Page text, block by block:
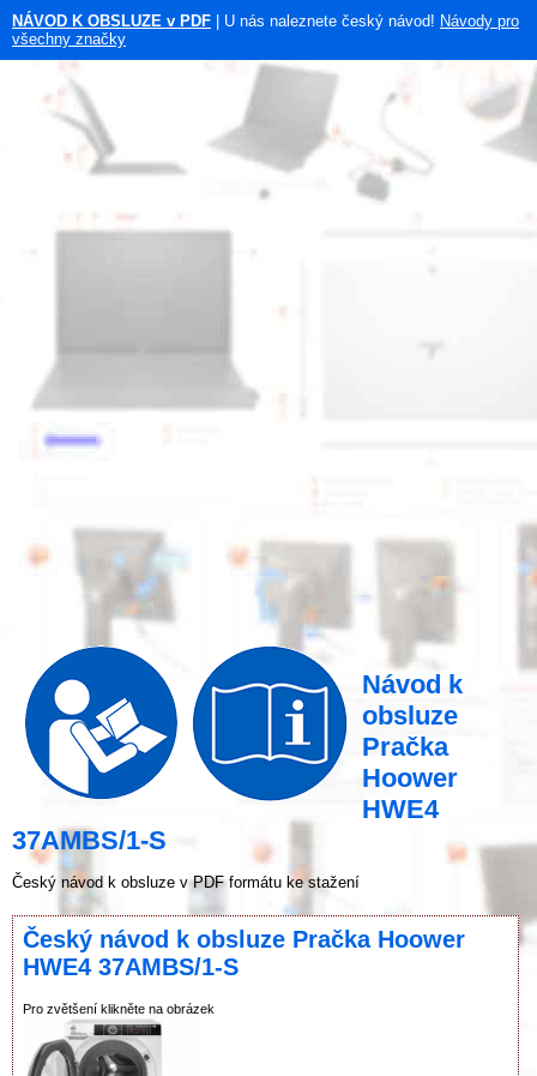
NÁVOD K OBSLUZE v PDF | U nás naleznete český návod! Návody pro
všechny značky
Návod k
obsluze
Pračka
Hoower
HWE4
37AMBS/1-S
Český návod k obsluze v PDF formátu ke stažení
Český návod k obsluze Pračka Hoower
HWE4 37AMBS/1-S
Pro zvětšení klikněte na obrázek